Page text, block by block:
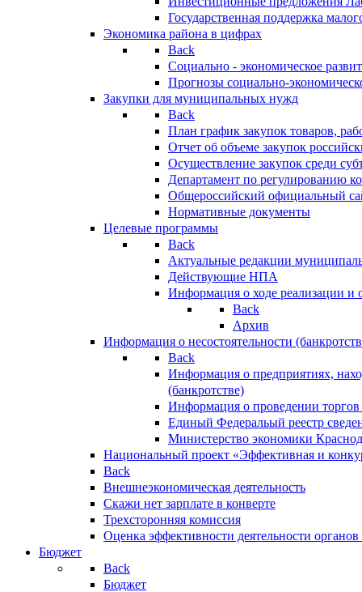
Государственная поддержка
Экономика района в цифрах
Back
Социально - экономическое
Прогнозы социально-
Закупки для муниципальных нужд
Back
План график закупок товаров,
Отчет об объеме закупок
Осуществление закупок среди
Департамент по регулированию
Общероссийский официальный
Нормативные документы
Целевые программы
Back
Актуальные редакции
Действующие НПА
Информация о ходе реализации
Back
Архив
Информация о несостоятельности
Back
Информация о предприятиях,
(банкротстве)
Информация о проведении
Единый Федеральый реестр
Министерство экономики
Национальный проект «Эффективная и
Back
Внешнеэкономическая деятельность
Скажи нет зарплате в конверте
Трехсторонняя комиссия
Оценка эффективности деятельности
Бюджет
Back
Бюджет